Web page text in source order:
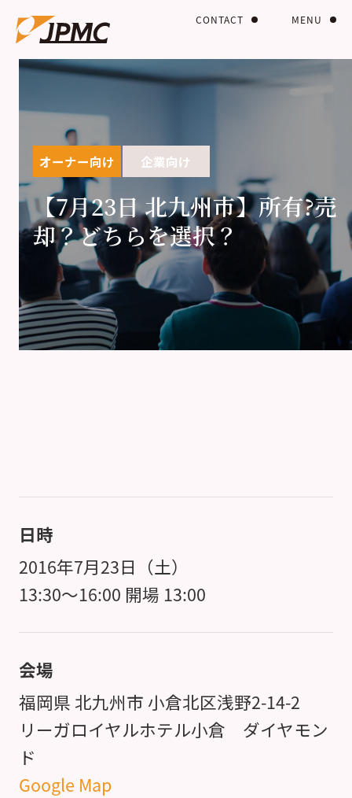
MENU
CONTACT
オーナー向け 企業向け
【7月23日 北九州市】所有?売
却？どちらを選択？
日時
2016年7月23日（土）
13:30～16:00 開場 13:00
会場
福岡県 北九州市 小倉北区浅野2-14-2
リーガロイヤルホテル小倉 ダイヤモン
ド
Google Map